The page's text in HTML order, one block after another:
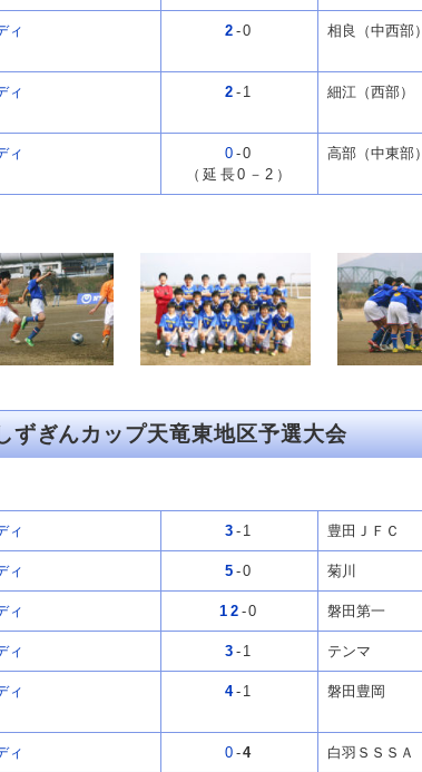
ィ 2 -0 相良（中西部）
ィ 2 - 1 細江（西部）
ィ 0 -0
（延長0－2）
高部（中東部）
ずぎんカップ天竜東地区予選大会
ィ 3 - 1 豊田ＪＦＣ
ィ 5 -0 菊川
ィ 12 -0 磐田第一
ィ 3 - 1 テンマ
ィ 4- 1 磐田豊岡
ィ 0 -4 白羽ＳＳＳＡ